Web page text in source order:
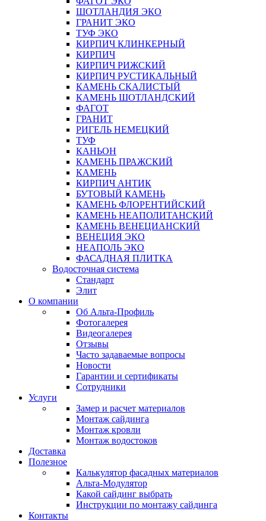
ШОТЛАНДИЯ ЭКО
ГРАНИТ ЭКО
ТУФ ЭКО
КИРПИЧ КЛИНКЕРНЫЙ
КИРПИЧ
КИРПИЧ РИЖСКИЙ
КИРПИЧ РУСТИКАЛЬНЫЙ
КАМЕНЬ СКАЛИСТЫЙ
КАМЕНЬ ШОТЛАНДСКИЙ
ФАГОТ
ГРАНИТ
РИГЕЛЬ НЕМЕЦКИЙ
ТУФ
КАНЬОН
КАМЕНЬ ПРАЖСКИЙ
КАМЕНЬ
КИРПИЧ АНТИК
БУТОВЫЙ КАМЕНЬ
КАМЕНЬ ФЛОРЕНТИЙСКИЙ
КАМЕНЬ НЕАПОЛИТАНСКИЙ
КАМЕНЬ ВЕНЕЦИАНСКИЙ
ВЕНЕЦИЯ ЭКО
НЕАПОЛЬ ЭКО
ФАСАДНАЯ ПЛИТКА
Водосточная система
Стандарт
Элит
О компании
Об Альта-Профиль
Фотогалерея
Видеогалерея
Отзывы
Часто задаваемые вопросы
Новости
Гарантии и сертификаты
Сотрудники
Услуги
Замер и расчет материалов
Монтаж сайдинга
Монтаж кровли
Монтаж водостоков
Доставка
Полезное
Калькулятор фасадных материалов
Альта-Модулятор
Какой сайдинг выбрать
Инструкции по монтажу сайдинга
Контакты